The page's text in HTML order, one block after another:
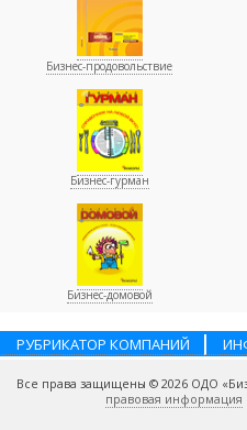
Бизнес-продовольствие
Бизнес-гурман
Бизнес-домовой
РУБРИКАТОР КОМПАНИЙ
Все права защищены © 2026 ОДО
правовая информация